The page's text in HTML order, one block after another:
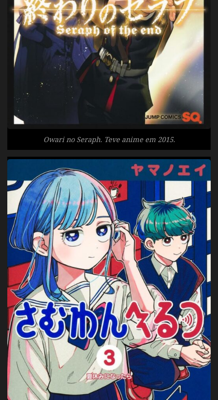
Owari no Seraph. Teve anime em 2015.